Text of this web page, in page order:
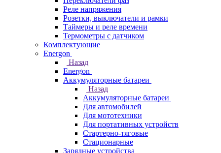
Реле напряжения
Розетки, выключатели и рамки
Таймеры и реле времени
Термометры c датчиком
Комплектующие
Energon
Назад
Energon
Аккумуляторные батареи
Назад
Аккумуляторные батареи
Для автомобилей
Для мототехники
Для портативных устройств
Стартерно-тяговые
Стационарные
Зарядные устройства